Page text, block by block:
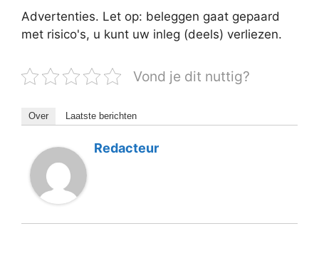
Advertenties. Let op: beleggen gaat gepaard
met risico's, u kunt uw inleg (deels) verliezen.
Vond je dit nuttig?
Over Laatste berichten
Redacteur